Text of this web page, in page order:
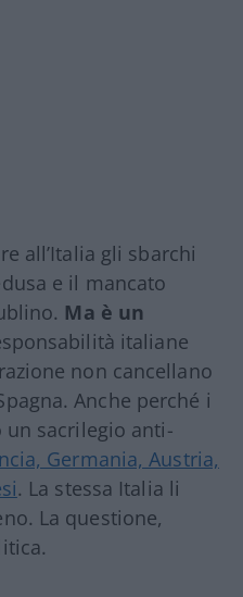
all’Italia gli sbarchi
e il mancato
Ma è un
italiane
non cancellano
Anche perché i
sacrilegio anti-
Germania, Austria,
. La stessa Italia li
La questione,